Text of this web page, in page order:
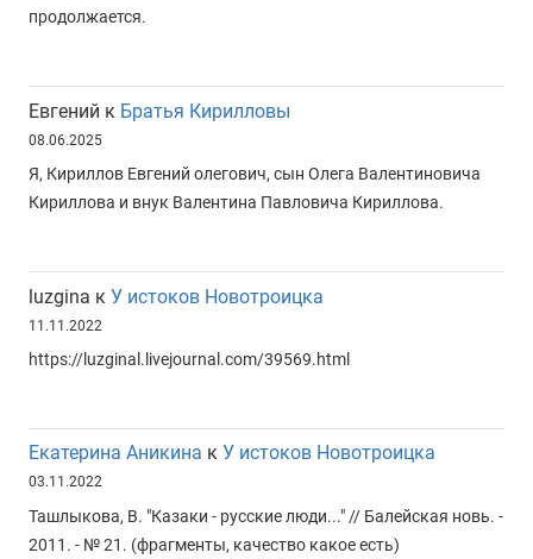
продолжается.
Евгений к Братья Кирилловы
08.06.2025
Я, Кириллов Евгений олегович, сын Олега Валентиновича
Кириллова и внук Валентина Павловича Кириллова.
luzgina к У истоков Новотроицка
11.11.2022
https://luzginal.livejournal.com/39569.html
Екатерина Аникина к У истоков Новотроицка
03.11.2022
Ташлыкова, В. "Казаки - русские люди..." // Балейская новь. -
2011. - № 21. (фрагменты, качество какое есть)